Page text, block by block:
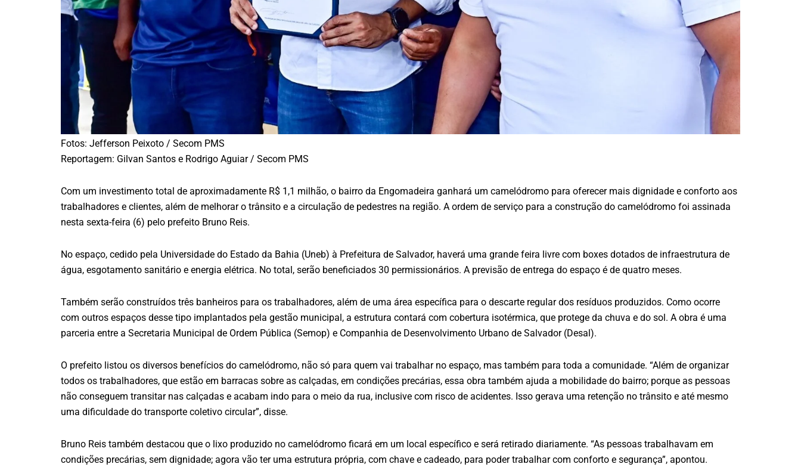
Fotos: Jefferson Peixoto / Secom PMS
Reportagem: Gilvan Santos e Rodrigo Aguiar / Secom PMS
Com um investimento total de aproximadamente R$ 1,1 milhão, o bairro da Engomadeira ganhará um camelódromo para oferecer mais dignidade e conforto aos
trabalhadores e clientes, além de melhorar o trânsito e a circulação de pedestres na região. A ordem de serviço para a construção do camelódromo foi assinada
nesta sexta-feira (6) pelo prefeito Bruno Reis.
No espaço, cedido pela Universidade do Estado da Bahia (Uneb) à Prefeitura de Salvador, haverá uma grande feira livre com boxes dotados de infraestrutura de
água, esgotamento sanitário e energia elétrica. No total, serão beneficiados 30 permissionários. A previsão de entrega do espaço é de quatro meses.
Também serão construídos três banheiros para os trabalhadores, além de uma área específica para o descarte regular dos resíduos produzidos. Como ocorre
com outros espaços desse tipo implantados pela gestão municipal, a estrutura contará com cobertura isotérmica, que protege da chuva e do sol. A obra é uma
parceria entre a Secretaria Municipal de Ordem Pública (Semop) e Companhia de Desenvolvimento Urbano de Salvador (Desal).
O prefeito listou os diversos benefícios do camelódromo, não só para quem vai trabalhar no espaço, mas também para toda a comunidade. “Além de organizar
todos os trabalhadores, que estão em barracas sobre as calçadas, em condições precárias, essa obra também ajuda a mobilidade do bairro; porque as pessoas
não conseguem transitar nas calçadas e acabam indo para o meio da rua, inclusive com risco de acidentes. Isso gerava uma retenção no trânsito e até mesmo
uma dificuldade do transporte coletivo circular”, disse.
Bruno Reis também destacou que o lixo produzido no camelódromo ficará em um local específico e será retirado diariamente. “As pessoas trabalhavam em
condições precárias, sem dignidade; agora vão ter uma estrutura própria, com chave e cadeado, para poder trabalhar com conforto e segurança”, apontou.